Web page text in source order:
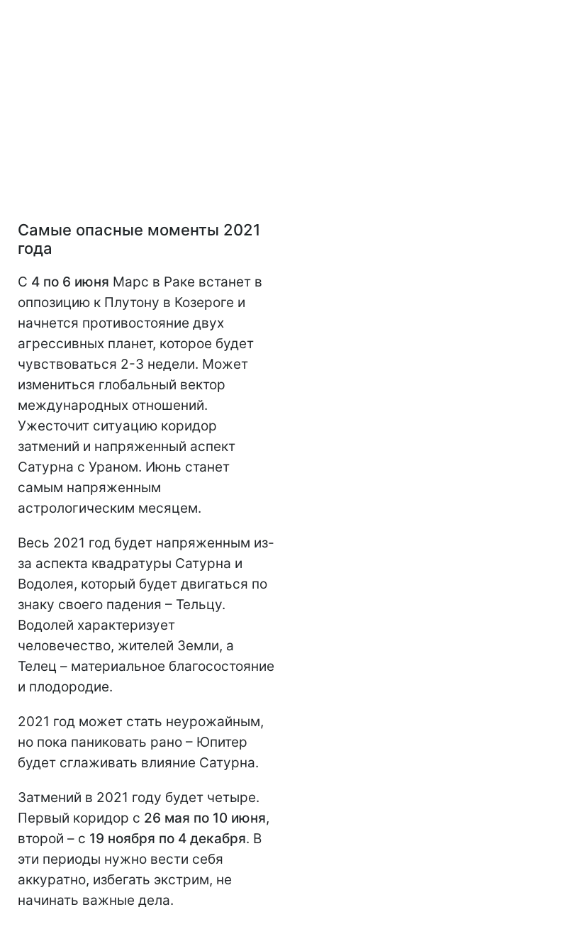
Самые опасные моменты 2021
года
С 4 по 6 июня Марс в Раке встанет в
оппозицию к Плутону в Козероге и
начнется противостояние двух
агрессивных планет, которое будет
чувствоваться 2-3 недели. Может
измениться глобальный вектор
международных отношений.
Ужесточит ситуацию коридор
затмений и напряженный аспект
Сатурна с Ураном. Июнь станет
самым напряженным
астрологическим месяцем.
Весь 2021 год будет напряженным из-
за аспекта квадратуры Сатурна и
Водолея, который будет двигаться по
знаку своего падения – Тельцу.
Водолей характеризует
человечество, жителей Земли, а
Телец – материальное благосостояние
и плодородие.
2021 год может стать неурожайным,
но пока паниковать рано – Юпитер
будет сглаживать влияние Сатурна.
Затмений в 2021 году будет четыре.
Первый коридор с 26 мая по 10 июня,
второй – с 19 ноября по 4 декабря. В
эти периоды нужно вести себя
аккуратно, избегать экстрим, не
начинать важные дела.